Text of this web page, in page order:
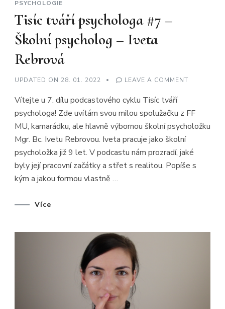
PSYCHOLOGIE
Tisíc tváří psychologa #7 –
Školní psycholog – Iveta
Rebrová
UPDATED ON 28. 01. 2022 LEAVE A COMMENT
–
ŠKOLNÍ
REBROVÁ
Vítejte u 7. dílu podcastového cyklu Tisíc tváří
psychologa! Zde uvítám svou milou spolužačku z FF
MU, kamarádku, ale hlavně výbornou školní psycholožku
Mgr. Bc. Ivetu Rebrovou. Iveta pracuje jako školní
psycholožka již 9 let. V podcastu nám prozradí, jaké
byly její pracovní začátky a střet s realitou. Popíše s
kým a jakou formou vlastně …
Více